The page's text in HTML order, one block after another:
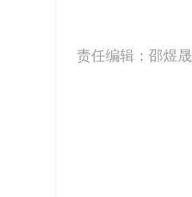
责任编辑： 邵煜晟